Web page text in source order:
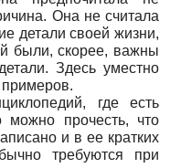
Она не считала
детали своей жизни,
были, скорее, важны
Здесь уместно
примеров.
где есть
можно прочесть, что
и в ее кратких
требуются при